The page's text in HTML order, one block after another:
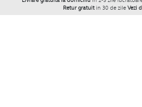
Retur gratuit in 30 de zile Vezi